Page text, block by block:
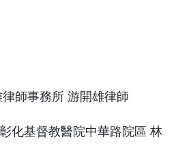
師事務所 游開雄律師
化基督教醫院中華路院區 林